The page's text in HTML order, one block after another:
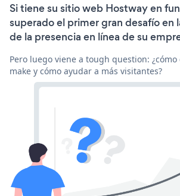
Si tiene su sitio web Hostway en
superado el primer gran desafío en
de la presencia en línea de su
Pero luego viene a tough question:
make y cómo ayudar a más visitantes?